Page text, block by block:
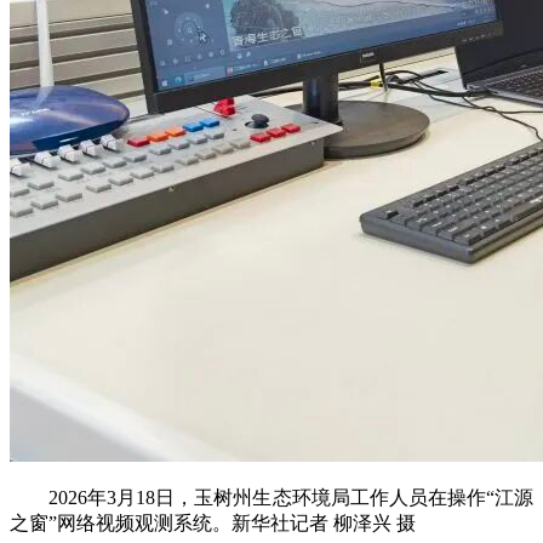
2026年3月18日，玉树州生态环境局工作人员在操作“江源
之窗”网络视频观测系统。新华社记者 柳泽兴 摄